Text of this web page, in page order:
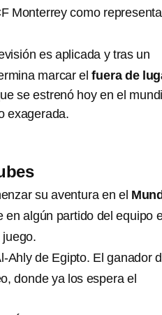
Monterrey como
es aplicada y tras un
marcar elfuera de
se estrenó hoy en el
exagerada.
su aventura en el
algún partido del equipo
Ahly de Egipto. El ganador
donde ya los espera el